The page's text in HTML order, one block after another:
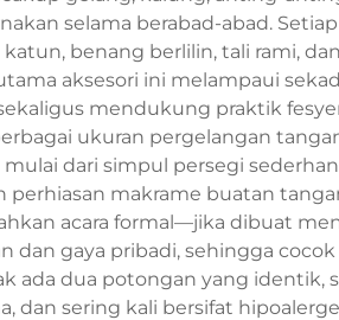
selama berabad-abad.
benang berlilin, tali rami,
aksesori ini melampaui
mendukung praktik
ukuran pergelangan
mulai dari simpul persegi
perhiasan makrame buatan
acara formal—jika dibuat
dan gaya pribadi, sehingga
ada dua potongan yang identik,
dan sering kali bersifat